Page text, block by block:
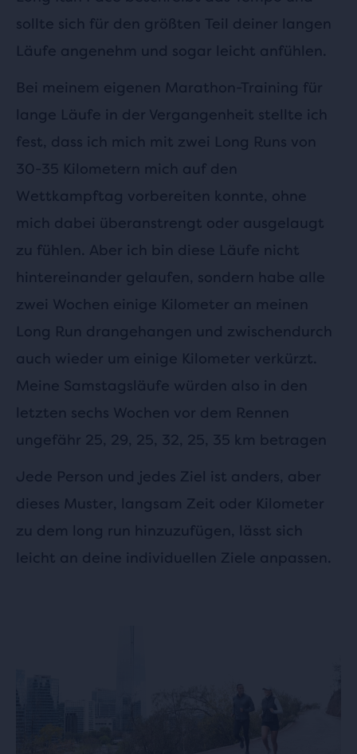
sollte sich für den größten Teil deiner langen
Läufe angenehm und sogar leicht anfühlen.
Bei meinem eigenen Marathon-Training für
lange Läufe in der Vergangenheit stellte ich
fest, dass ich mich mit zwei Long Runs von
30-35 Kilometern mich auf den
Wettkampftag vorbereiten konnte, ohne
mich dabei überanstrengt oder ausgelaugt
zu fühlen. Aber ich bin diese Läufe nicht
hintereinander gelaufen, sondern habe alle
zwei Wochen einige Kilometer an meinen
Long Run drangehangen und zwischendurch
auch wieder um einige Kilometer verkürzt.
Meine Samstagsläufe würden also in den
letzten sechs Wochen vor dem Rennen
ungefähr 25, 29, 25, 32, 25, 35 km betragen
Jede Person und jedes Ziel ist anders, aber
dieses Muster, langsam Zeit oder Kilometer
zu dem long run hinzuzufügen, lässt sich
leicht an deine individuellen Ziele anpassen.